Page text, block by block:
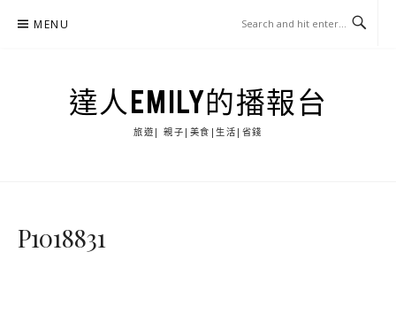
MENU
達人EMILY的播報台
旅遊| 親子|美食|生活|省錢
P1018831